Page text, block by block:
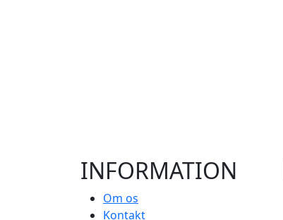
INFORMATION
Om os
Kontakt